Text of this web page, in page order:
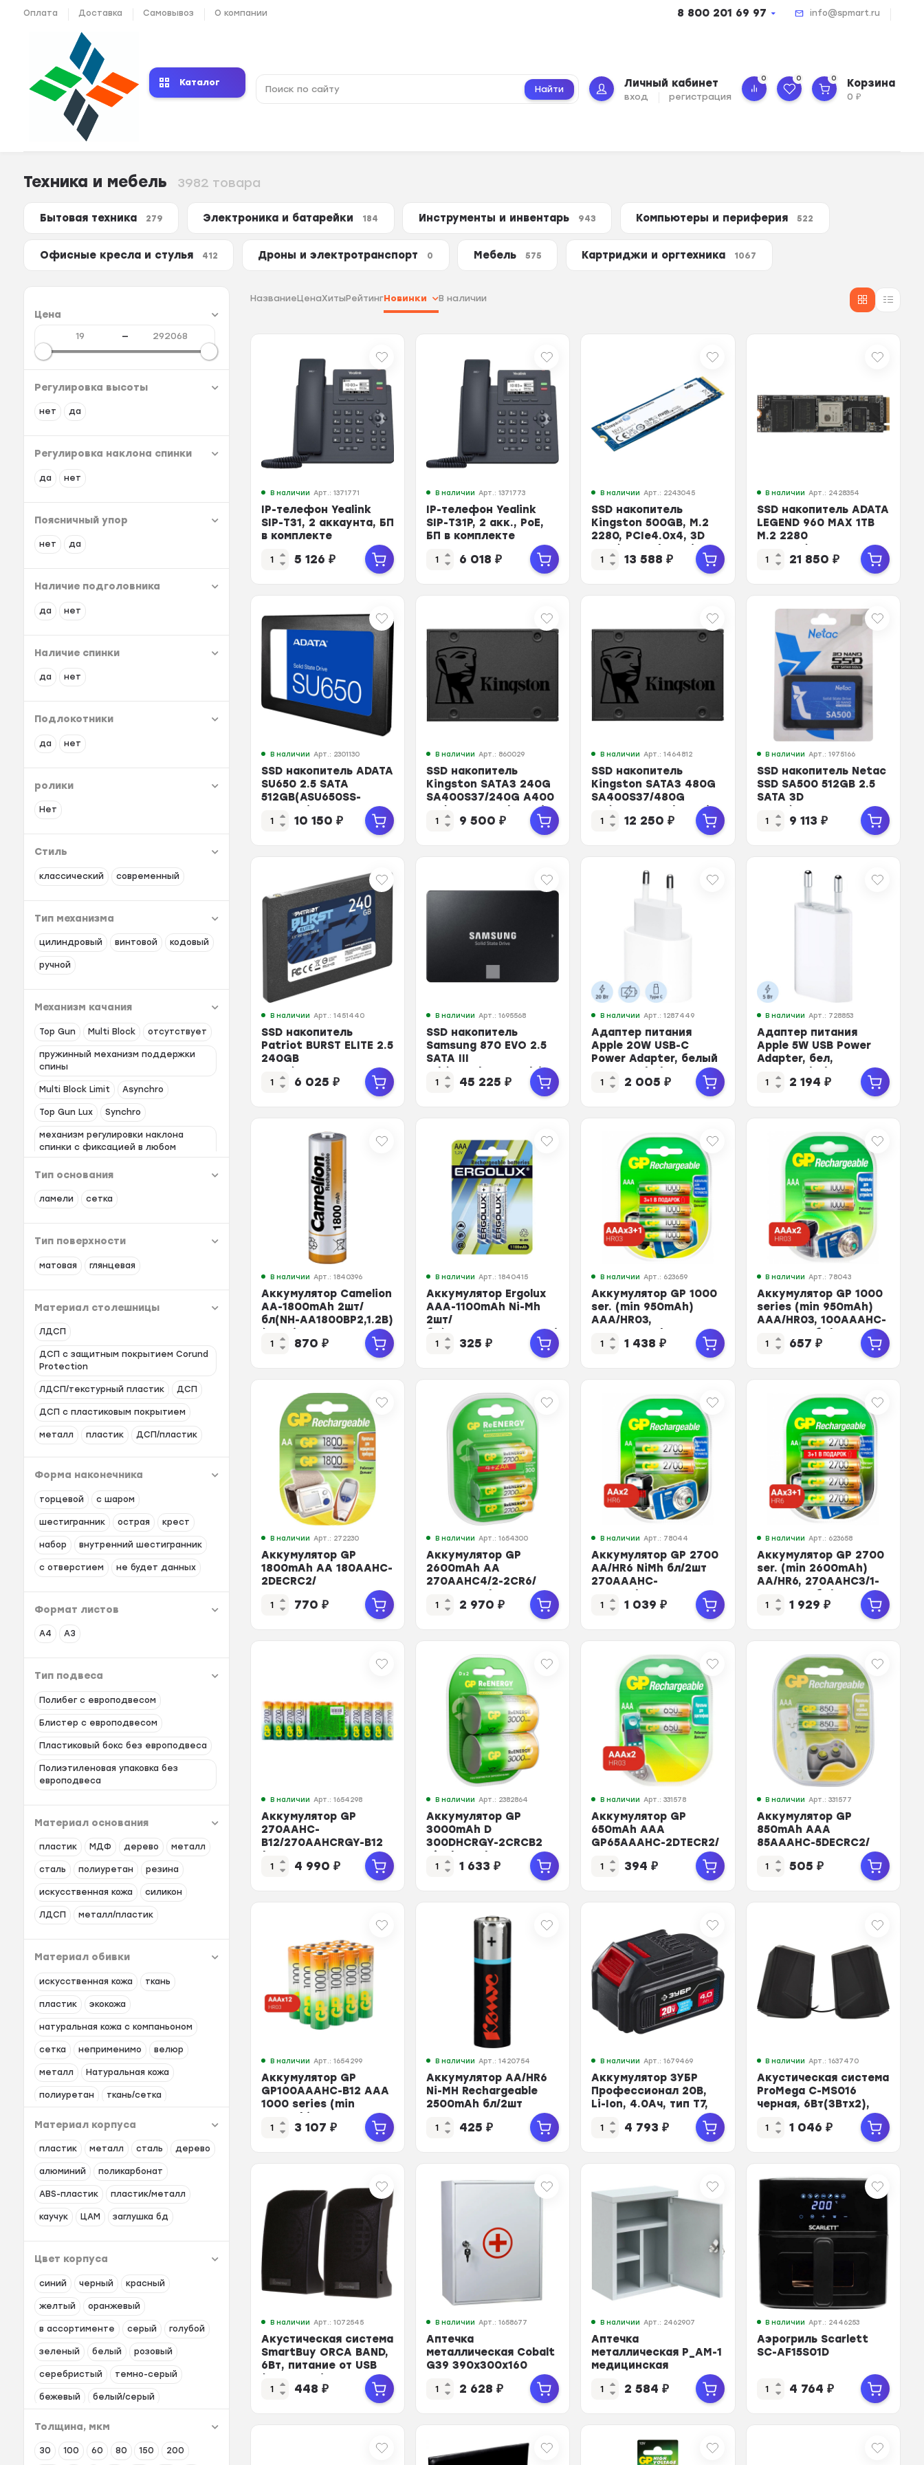
Оплата Доставка Самовывоз О компании 8 800 201 69 97 info@spmart.ru
Каталог
Найти Личный кабинет
вход регистрация
0 0 0 Корзина
0₽
Техника и мебель 3982 товара
Бытовая техника 279 Электроника и батарейки 184 Инструменты и инвентарь 943 Компьютеры и периферия 522
Офисные кресла и стулья 412 Дроны и электротранспорт 0 Мебель 575 Картриджи и оргтехника 1067
Цена
—
Регулировка высоты
нет да
Регулировка наклона спинки
да нет
Поясничный упор
нет да
Наличие подголовника
да нет
Наличие спинки
да нет
Подлокотники
да нет
ролики
Нет
Стиль
классический современный
Тип механизма
цилиндровый винтовой кодовый
ручной
Механизм качания
Top Gun Multi Block отсутствует
пружинный механизм поддержки
спины
Multi Block Limit Asynchro
Top Gun Lux Synchro
механизм регулировки наклона
спинки с фиксацией в любом
Тип основания
ламели сетка
Тип поверхности
матовая глянцевая
Материал столешницы
ЛДСП
ДСП с защитным покрытием Corund
Protection
ЛДСП/текстурный пластик ДСП
ДСП с пластиковым покрытием
металл пластик ДСП/пластик
Форма наконечника
торцевой с шаром
шестигранник острая крест
набор внутренний шестигранник
с отверстием не будет данных
Формат листов
А4 А3
Тип подвеса
Полибег с европодвесом
Блистер с европодвесом
Пластиковый бокс без европодвеса
Полиэтиленовая упаковка без
европодвеса
Материал основания
пластик МДФ дерево металл
сталь полиуретан резина
искусственная кожа силикон
ЛДСП металл/пластик
Материал обивки
искусственная кожа ткань
пластик экокожа
натуральная кожа с компаньоном
сетка неприменимо велюр
металл Натуральная кожа
полиуретан ткань/сетка
компаньоном
экокожа/сетка
экокожа/ткань
сетка TW/сетка Е ткань велюр
Материал корпуса
пластик металл сталь дерево
алюминий поликарбонат
ABS-пластик пластик/металл
каучук ЦАМ заглушка бд
Цвет корпуса
синий черный красный
желтый оранжевый
в ассортименте серый голубой
зеленый белый розовый
серебристый темно-серый
бежевый белый/серый
Толщина, мкм
30 100 60 80 150 200
НазваниеЦенаХитыРейтингНовинки В наличии
В наличии Арт.: 1371771
IP-телефон Yealink
SIP-T31, 2 аккаунта, БП
в комплекте
5 126 ₽
В наличии Арт.: 1371773
IP-телефон Yealink
SIP-T31P, 2 акк., PoE,
БП в комплекте
6 018 ₽
В наличии Арт.: 2243045
SSD накопитель
Kingston 500GB, M.2
2280, PCIe4.0x4, 3D
13 588 ₽
В наличии Арт.: 2428354
SSD накопитель ADATA
LEGEND 960 MAX 1TB
M.2 2280
PCIe4x4(ALEG-960M-
1TCS)
21 850₽
В наличии Арт.: 2301130
SSD накопитель ADATA
SU650 2.5 SATA
512GB(ASU650SS-
10 150 ₽
В наличии Арт.: 860029
SSD накопитель
Kingston SATA3 240G
SA400S37/240G A400
2.5(SA400S37/240G)
9 500 ₽
В наличии Арт.: 1464812
SSD накопитель
Kingston SATA3 480G
SA400S37/480G
2.5(SA400S37/480G)
12 250 ₽
В наличии Арт.: 1975166
SSD накопитель Netac
SSD SA500 512GB 2.5
SATA 3D
NAND(NT01SA500-512-
S3X)
9 113₽
В наличии Арт.: 1451440
SSD накопитель
Patriot BURST ELITE 2.5
240GB
SATA(PBE240GS25SSDR)
6 025 ₽
В наличии Арт.: 1695568
SSD накопитель
Samsung 870 EVO 2.5
SATA III
1Tb(R560/W530MB/s)
(MZ-77E1T0BW)
45 225 ₽
В наличии Арт.: 1287449
Адаптер питания
Apple 20W USB-C
Power Adapter, белый
MUVV3ZM/A
2 005 ₽
В наличии Арт.: 728853
Адаптер питания
Apple 5W USB Power
Adapter, бел,
MGN13ZM/A
2 194₽
В наличии Арт.: 1840396
Аккумулятор Camelion
AA-1800mAh 2шт/
бл(NH-AA1800BP2,1.2В)
870 ₽
В наличии Арт.: 1840415
Аккумулятор Ergolux
AAA-1100mAh Ni-Mh
2шт/
бл(NHAAA1100BL2,1.2В)
(12446)325 ₽
В наличии Арт.: 623659
Аккумулятор GP 1000
ser. (min 950mAh)
AAA/HR03,
2DECRC4,бл/4шт
1 438 ₽
В наличии Арт.: 78043
Аккумулятор GP 1000
series (min 950mAh)
АAA/HR03, 100AAAHC-
657₽
В наличии Арт.: 272230
Аккумулятор GP
1800mAh АА 180AAHC-
2DECRC2/
180AAHCRGY-2CRC82
бл/2шт770 ₽
В наличии Арт.: 1654300
Аккумулятор GP
2600mAh AA
270AAHC4/2-2CR6/
2CRCB6 бл/6шт
2 970 ₽
В наличии Арт.: 78044
Аккумулятор GP 2700
AA/HR6 NiMh бл/2шт
270AAAHC-
2DECRC2
1 039 ₽
В наличии Арт.: 623658
Аккумулятор GP 2700
ser. (min 2600mAh)
AA/HR6, 270AAHC3/1-
1 929₽
В наличии Арт.: 1654298
Аккумулятор GP
270AAHC-
B12/270AAHCRGY-B12
ser(min2600mAh) 12шт
4 990 ₽
В наличии Арт.: 2382864
Аккумулятор GP
3000mAh D
300DHCRGY-2CRCB2
1 633 ₽
В наличии Арт.: 331578
Аккумулятор GP
650mAh AAA
GP65AAAHC-2DTECR2/
65AAAHCRGY-2CRCB2
бл/2шт394 ₽
В наличии Арт.: 331577
Аккумулятор GP
850mAh AAA
85AAAHC-5DECRC2/
85AAAHCRGY-2CRCB2
бл/2шт505₽
В наличии Арт.: 1654299
Аккумулятор GP
GP100AAAHC-B12 ААА
1000 series (min
3 107 ₽
В наличии Арт.: 1420754
Аккумулятор АА/HR6
Ni-MH Rechargeable
2500mAh бл/2шт
425 ₽
В наличии Арт.: 1679469
Аккумулятор ЗУБР
Профессионал 20В,
Li-Ion, 4.0Ач, тип T7,
4 793 ₽
В наличии Арт.: 1637470
Акустическая система
ProMega C-MS016
черная, 6Вт(3Втx2),
1 046₽
В наличии Арт.: 1072545
Акустическая система
SmartBuy ORCA BAND,
6Вт, питание от USB
448 ₽
В наличии Арт.: 1658677
Аптечка
металлическая Cobalt
G39 390x300x160
2 628 ₽
В наличии Арт.: 2462907
Аптечка
металлическая P_АМ-1
медицинская
2 584 ₽
В наличии Арт.: 2446253
Аэрогриль Scarlett
SC-AF15S01D
4 764₽